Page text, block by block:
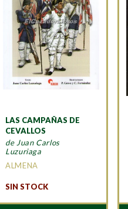
LAS CAMPAÑAS DE
CEVALLOS
de Juan Carlos
Luzuriaga
ALMENA
SIN STOCK